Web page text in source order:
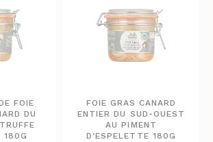
FOIE
DU
180G
FOIE GRAS CANARD
ENTIER DU SUD-OUEST
AU PIMENT
D'ESPELETTE 180G